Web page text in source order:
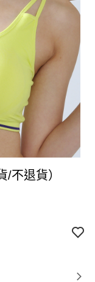
不退貨）